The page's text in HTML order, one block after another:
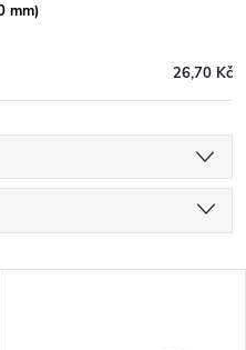
mm)
26,70 Kč